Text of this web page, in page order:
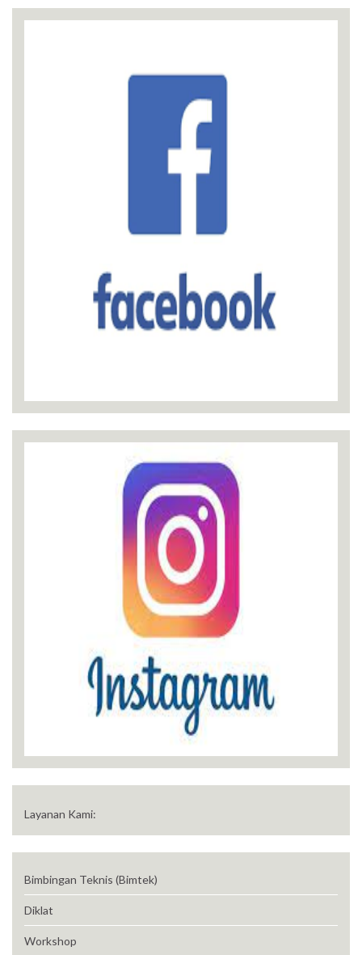
Layanan Kami:
Bimbingan Teknis (Bimtek)
Diklat
Workshop